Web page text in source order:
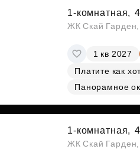
1-комнатная,
ЖК Скай
1 кв 2027
Платите как
Панорамное
1-комнатная,
ЖК Скай